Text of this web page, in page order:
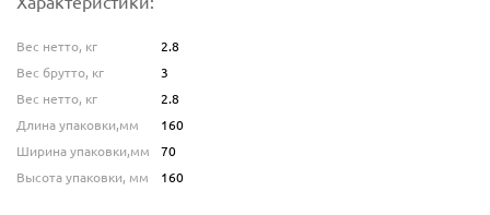
Вес нетто, кг
2.8
Вес брутто, кг
3
Вес нетто, кг
2.8
Длина упаковки,мм
160
Ширина упаковки,мм
70
Высота упаковки, мм
160